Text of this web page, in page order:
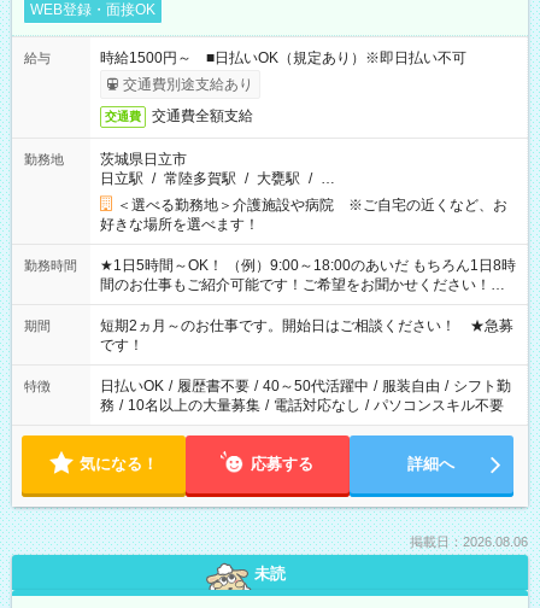
WEB登録・面接OK
給与
時給1500円～ ■日払いOK（規定あり）※即日払い不可
交通費別途支給あり
交通費 交通費全額支給
勤務地
茨城県日立市
日立駅 / 常陸多賀駅 / 大甕駅 / …
＜選べる勤務地＞介護施設や病院 ※ご自宅の近くなど、お
好きな場所を選べます！
勤務時間
★1日5時間～OK！ （例）9:00～18:00のあいだ もちろん1日8時
間のお仕事もご紹介可能です！ご希望をお聞かせください！★
家庭の都合でお休みが必要な場合も遠慮なくご相談ください。
※週最低15時間以上の勤務が必要です
期間
短期2ヵ月～のお仕事です。開始日はご相談ください！ ★急募
です！
特徴 日払いOK / 履歴書不要 / 40～50代活躍中 / 服装自由 / シフト勤
務 / 10名以上の大量募集 / 電話対応なし / パソコンスキル不要
気になる！ 応募する 詳細へ
掲載日：2026.08.06
未読